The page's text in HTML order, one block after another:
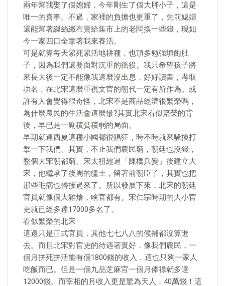
兩年幫我娶了個媳婦，今年剛生了個大胖小子，這是
唯一的喜事。不過，家裡的負擔也更重了，先前媳婦
還能幫著繅絲織布賣給集市上的老闆換一些錢，現如
今一家四口全靠著我來養活。
可是就算每天累死累活地耕種，也頂多勉強填飽肚
子，因為我們還要面對沉重的徭役。我只希望孩子將
來長大後一定不能像我這麼沒出息，好好讀書，考取
功名，在北宋這麼重視文官的朝代一定有所作為。或
許有人會覺得很奇怪，北宋不是商品經濟很繁榮嗎，
為什麼農民的生活會這麼慘?其實北宋看似繁榮的背
後，早已是一副積貧積弱的局面。
早期就連西夏這種小國都很猖狂，時不時就來騷擾打
擊一下我們。其實，不止我們農民窮，朝廷也沒錢，
整個大宋朝都窮。宋太祖經過「陳橋兵變」後建立大
宋，他繼承了後周的疆土，留著前朝臣子，其實也把
那些毛病也轉接過來了。所以發展下來，北宋的朝廷
官員就像個大雜燴，啥官都有。宋仁宗時期的大小官
吏就已經多達17000多名了。
看似繁榮的北宋
這還只是正式官員，其他七七八八的候補都沒算進
去。而且北宋對官吏的待遇著實好，像我們農民，一
個月拼死拼活能有個1800錢的收入，這也只夠一家人
吃飯而已。但是一個九品芝麻官一個月俸祿就多達
12000錢。而宰相的月收入更是驚為天人，40萬錢！這